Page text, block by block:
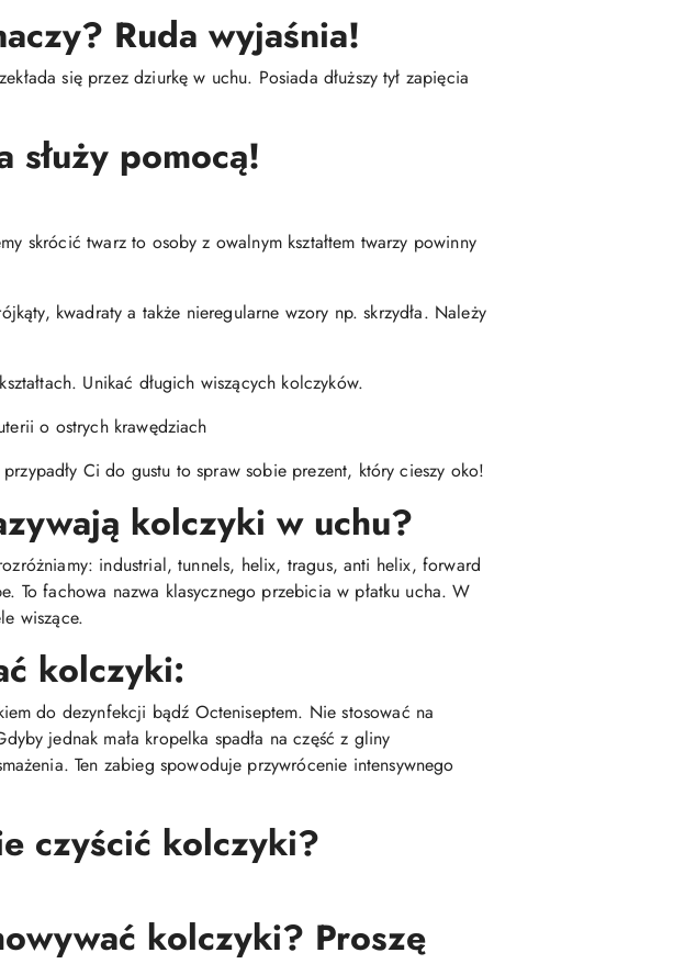
Ruda wyjaśnia!
się przez dziurkę w uchu. Posiada dłuższy tył zapięcia
pomocą!
skrócić twarz to osoby z owalnym kształtem twarzy powinny
kwadraty a także nieregularne wzory np. skrzydła. Należy
Unikać długich wiszących kolczyków.
o ostrych krawędziach
Ci do gustu to spraw sobie prezent, który cieszy oko!
kolczyki w uchu?
industrial, tunnels, helix, tragus, anti helix, forward
fachowa nazwa klasycznego przebicia w płatku ucha. W
wiszące.
kolczyki:
do dezynfekcji bądź Octeniseptem. Nie stosować na
jednak mała kropelka spadła na część z gliny
Ten zabieg spowoduje przywrócenie intensywnego
czyścić kolczyki?
kolczyki? Proszę